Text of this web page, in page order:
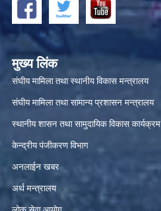
मुख्य लिंक
संघीय मामिला तथा स्थानीय विकास मन्त्रालय
संघीय मामिला तथा सामान्य प्रशासन मन्त्रालय
स्थानीय शासन तथा सामुदायिक विकास कार्यक्रम
केन्द्रीय पंजीकरण विभाग
अनलाईन खबर
अर्थ मन्त्रालय